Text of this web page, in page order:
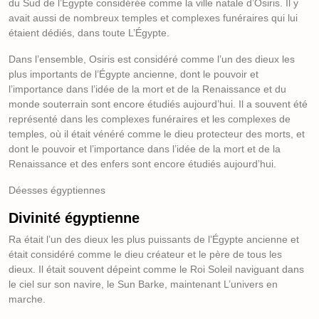
du Sud de l’Égypte considérée comme la ville natale d’Osiris. Il y
avait aussi de nombreux temples et complexes funéraires qui lui
étaient dédiés, dans toute L’Égypte.
Dans l’ensemble, Osiris est considéré comme l’un des dieux les
plus importants de l’Égypte ancienne, dont le pouvoir et
l’importance dans l’idée de la mort et de la Renaissance et du
monde souterrain sont encore étudiés aujourd’hui. Il a souvent été
représenté dans les complexes funéraires et les complexes de
temples, où il était vénéré comme le dieu protecteur des morts, et
dont le pouvoir et l’importance dans l’idée de la mort et de la
Renaissance et des enfers sont encore étudiés aujourd’hui.
Déesses égyptiennes
Divinité égyptienne
Ra était l’un des dieux les plus puissants de l’Égypte ancienne et
était considéré comme le dieu créateur et le père de tous les
dieux. Il était souvent dépeint comme le Roi Soleil naviguant dans
le ciel sur son navire, le Sun Barke, maintenant L’univers en
marche.